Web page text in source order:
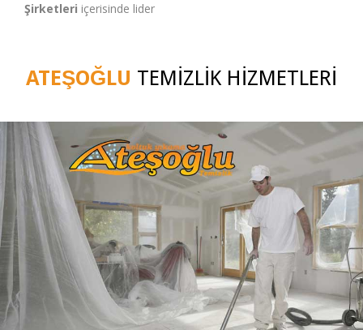
Şirketleri içerisinde lider
ATEŞOĞLU TEMİZLİK HİZMETLERİ